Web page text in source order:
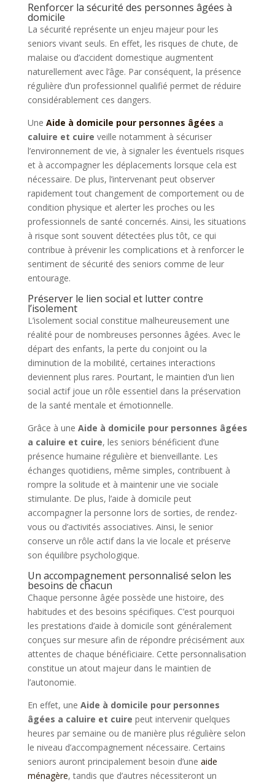
Renforcer la sécurité des personnes âgées à
domicile
La sécurité représente un enjeu majeur pour les
seniors vivant seuls. En effet, les risques de chute, de
malaise ou d’accident domestique augmentent
naturellement avec l’âge. Par conséquent, la présence
régulière d’un professionnel qualifié permet de réduire
considérablement ces dangers.
Une Aide à domicile pour personnes âgées a
caluire et cuire veille notamment à sécuriser
l’environnement de vie, à signaler les éventuels risques
et à accompagner les déplacements lorsque cela est
nécessaire. De plus, l’intervenant peut observer
rapidement tout changement de comportement ou de
condition physique et alerter les proches ou les
professionnels de santé concernés. Ainsi, les situations
à risque sont souvent détectées plus tôt, ce qui
contribue à prévenir les complications et à renforcer le
sentiment de sécurité des seniors comme de leur
entourage.
Préserver le lien social et lutter contre
l’isolement
L’isolement social constitue malheureusement une
réalité pour de nombreuses personnes âgées. Avec le
départ des enfants, la perte du conjoint ou la
diminution de la mobilité, certaines interactions
deviennent plus rares. Pourtant, le maintien d’un lien
social actif joue un rôle essentiel dans la préservation
de la santé mentale et émotionnelle.
Grâce à une Aide à domicile pour personnes âgées
a caluire et cuire, les seniors bénéficient d’une
présence humaine régulière et bienveillante. Les
échanges quotidiens, même simples, contribuent à
rompre la solitude et à maintenir une vie sociale
stimulante. De plus, l’aide à domicile peut
accompagner la personne lors de sorties, de rendez-
vous ou d’activités associatives. Ainsi, le senior
conserve un rôle actif dans la vie locale et préserve
son équilibre psychologique.
Un accompagnement personnalisé selon les
besoins de chacun
Chaque personne âgée possède une histoire, des
habitudes et des besoins spécifiques. C’est pourquoi
les prestations d’aide à domicile sont généralement
conçues sur mesure afin de répondre précisément aux
attentes de chaque bénéficiaire. Cette personnalisation
constitue un atout majeur dans le maintien de
l’autonomie.
En effet, une Aide à domicile pour personnes
âgées a caluire et cuire peut intervenir quelques
heures par semaine ou de manière plus régulière selon
le niveau d’accompagnement nécessaire. Certains
seniors auront principalement besoin d’une aide
ménagère, tandis que d’autres nécessiteront un